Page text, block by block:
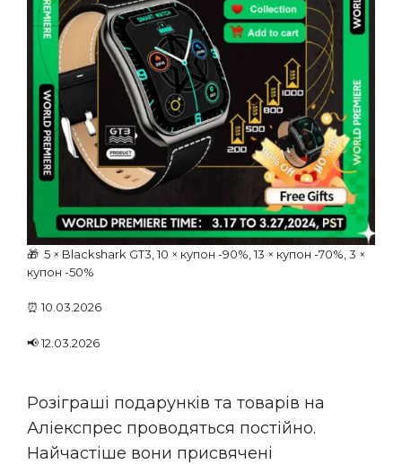
🎁 5 × Blackshark GT3, 10 × купон -90%, 13 × купон -70%, 3 ×
купон -50%
⏰ 10.03.2026
📢 12.03.2026
Розіграші подарунків та товарів на
Аліекспрес проводяться постійно.
Найчастіше вони присвячені